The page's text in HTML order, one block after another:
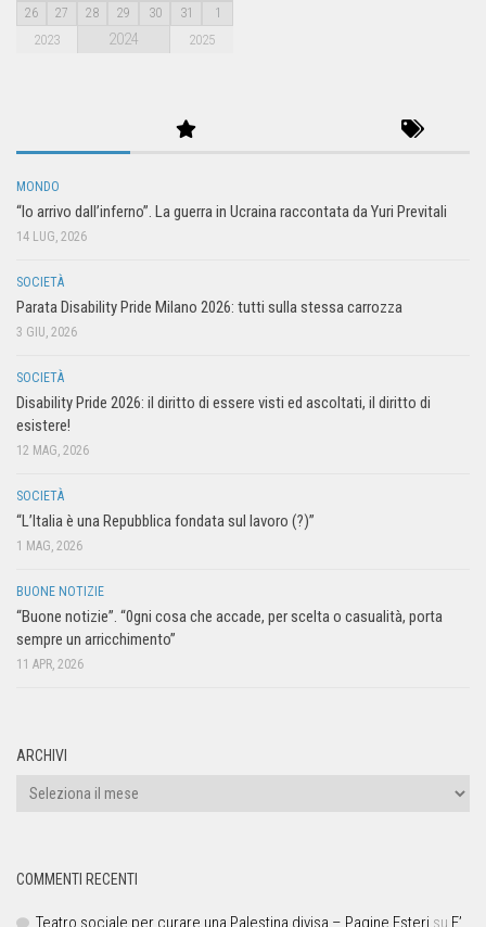
26
27 28 29 30 31 1
2023 2024 2025
MONDO
“Io arrivo dall’inferno”. La guerra in Ucraina raccontata da Yuri Previtali
14 LUG, 2026
SOCIETÀ
Parata Disability Pride Milano 2026: tutti sulla stessa carrozza
3 GIU, 2026
SOCIETÀ
Disability Pride 2026: il diritto di essere visti ed ascoltati, il diritto di
esistere!
12 MAG, 2026
SOCIETÀ
“L’Italia è una Repubblica fondata sul lavoro (?)”
1 MAG, 2026
BUONE NOTIZIE
“Buone notizie”. “0gni cosa che accade, per scelta o casualità, porta
sempre un arricchimento”
11 APR, 2026
ARCHIVI
COMMENTI RECENTI
Teatro sociale per curare una Palestina divisa – Pagine Esteri su E’